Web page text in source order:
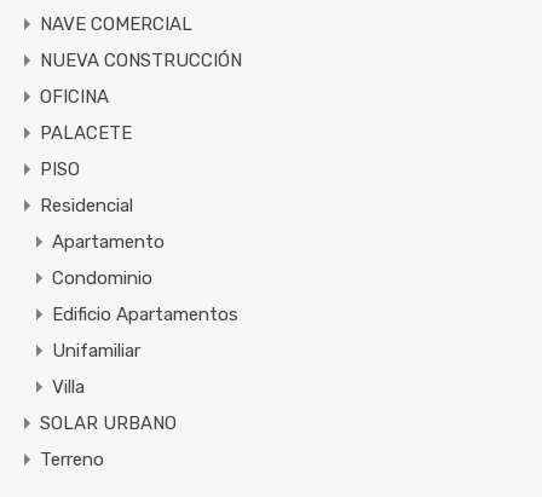
NAVE COMERCIAL
NUEVA CONSTRUCCIÓN
OFICINA
PALACETE
PISO
Residencial
Apartamento
Condominio
Edificio Apartamentos
Unifamiliar
Villa
SOLAR URBANO
Terreno